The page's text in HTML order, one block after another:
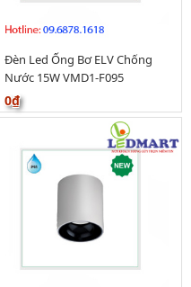
Đèn Led Ống Bơ ELV Chống
Nước 15W VMD1-F095
0₫